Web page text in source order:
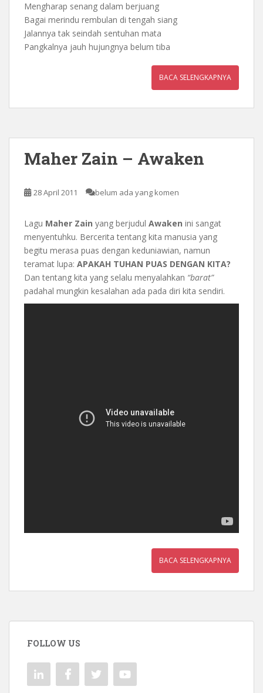
Mengharap senang dalam berjuang
Bagai merindu rembulan di tengah siang
Jalannya tak seindah sentuhan mata
Pangkalnya jauh hujungnya belum tiba
BACA SELENGKAPNYA
Maher Zain – Awaken
28 April 2011 belum ada yang komen
Lagu Maher Zain yang berjudul Awaken ini sangat
menyentuhku. Bercerita tentang kita manusia yang
begitu merasa puas dengan keduniawian, namun
teramat lupa: APAKAH TUHAN PUAS DENGAN KITA?
Dan tentang kita yang selalu menyalahkan “barat”
padahal mungkin kesalahan ada pada diri kita sendiri.
BACA SELENGKAPNYA
FOLLOW US